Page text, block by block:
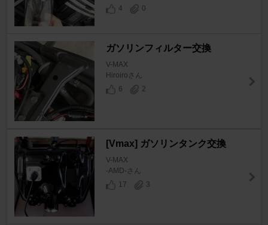
4
0
ガソリンフィルター交換
V-MAX
Hiroiroさん
6
2
[Vmax] ガソリンタンク交換
V-MAX
-AMD-さん
17
3